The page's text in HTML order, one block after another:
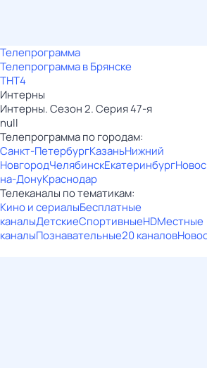
Телепрограмма
Телепрограмма в Брянске
ТНТ4
Интерны
Интерны. Сезон 2. Серия 47-я
null
Телепрограмма по городам:
Санкт-ПетербургКазаньНижний
НовгородЧелябинскЕкатеринбург
на-ДонуКраснодар
Телеканалы по тематикам:
Кино и сериалыБесплатные
каналыДетскиеСпортивныеHDМестные
каналыПознавательные20 каналов